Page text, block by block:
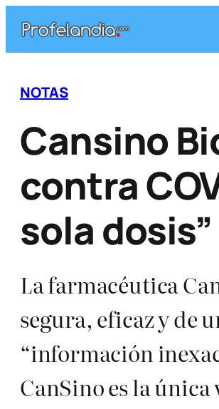
contenido
NOTAS
Cansino
contra
sola dosis”
La farmacéutica
segura, eficaz y de
“información
CanSino es la